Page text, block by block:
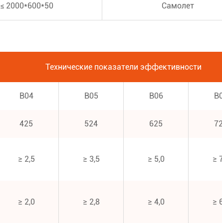
≤ 2000*600*50 Самолет
Технические показатели эффективности
В04 В05 В06
425 524 625
≥ 2,5 ≥ 3,5 ≥ 5,0 ≥
≥ 2,0 ≥ 2,8 ≥ 4,0 ≥